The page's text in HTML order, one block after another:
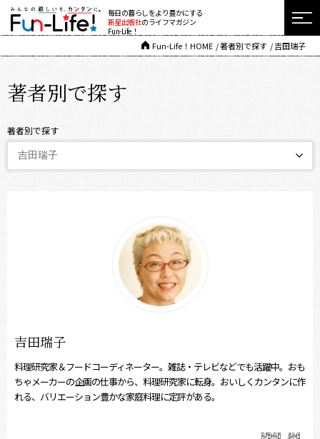
毎日の暮らしをより豊かにする
新星出版社のライフマガジン
Fun-Life！
Fun-Life！HOME 著者別で探す 吉田瑞子
著者別で探す
著者別で探す
吉田瑞子
料理研究家＆フードコーディネーター。雑誌・テレビなどでも活躍中。おも
ちゃメーカーの企画の仕事から、料理研究家に転身。おいしくカンタンに作
れる、バリエーション豊かな家庭料理に定評がある。